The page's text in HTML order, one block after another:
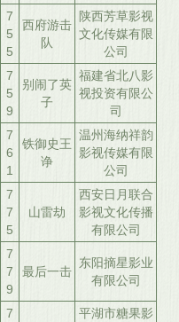
7
5
5
西府游击
队
陕西芳草影视
文化传媒有限
公司
7
5
9
别闹了英
子
福建省北八影
视投资有限公
司
7
6
1
铁御史王
诤
温州海纳祥韵
影视传媒有限
公司
7
7
5
山雷劫
西安日月联合
影视文化传播
有限公司
7
7
9
最后一击
东阳摘星影业
有限公司
7
平湖市糖果影